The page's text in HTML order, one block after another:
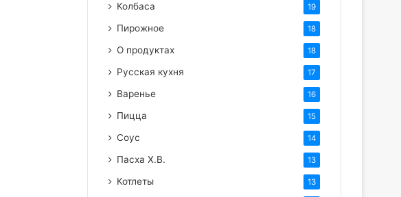
Колбаса 19
Пирожное 18
О продуктах 18
Русская кухня 17
Варенье 16
Пицца 15
Соус 14
Пасха Х.В. 13
Котлеты 13